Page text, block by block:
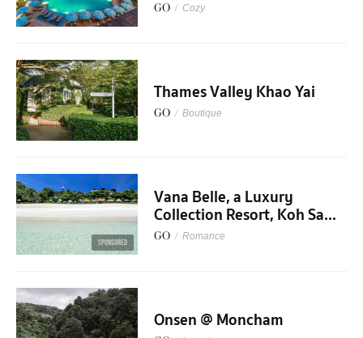
GO / Cozy
Thames Valley Khao Yai
GO / Boutique
SPONSORED
Vana Belle, a Luxury
Collection Resort, Koh Sa...
GO / Romance
Onsen @ Moncham